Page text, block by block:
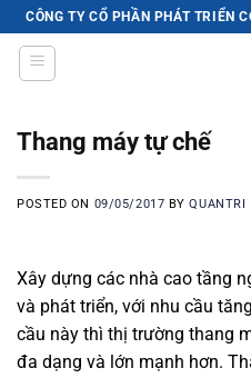
Skip
to
content
CÔNG TY CỔ PHẦN PHÁT TRIỂN
Thang máy tự chế
POSTED ON 09/05/2017 BYQUANTRI
Xây dựng các nhà cao tầng
và phát triển, với nhu cầu
cầu này thì thị trường thang
đa dạng và lớn mạnh hơn.